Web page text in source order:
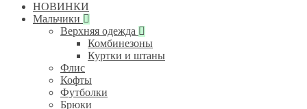
НОВИНКИ
Мальчики
Верхняя одежда
Комбинезоны
Куртки и штаны
Флис
Кофты
Футболки
Брюки